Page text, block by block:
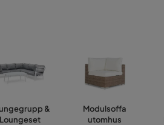
&
Loungeset
Modulsoffa
utomhus